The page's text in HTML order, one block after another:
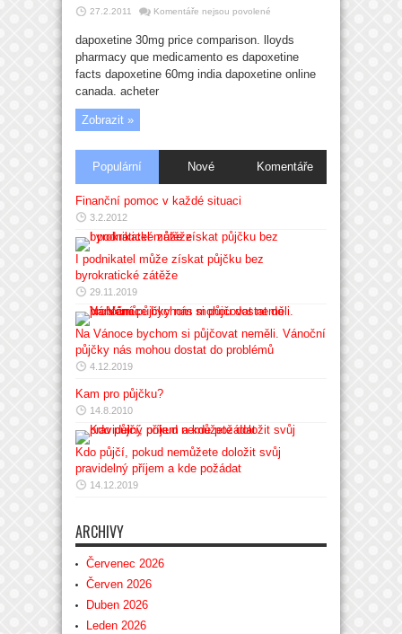
27.2.2011 Komentáře nejsou povolené
názvem
Co
to
půjčky?
dapoxetine 30mg price comparison. lloyds
pharmacy que medicamento es dapoxetine
facts dapoxetine 60mg india dapoxetine online
canada. acheter
Zobrazit »
Populární Nové Komentáře
Finanční pomoc v každé situaci
3.2.2012
I podnikatel může získat půjčku bez
byrokratické zátěže
29.11.2019
Na Vánoce bychom si půjčovat neměli. Vánoční
půjčky nás mohou dostat do problémů
4.12.2019
Kam pro půjčku?
14.8.2010
Kdo půjčí, pokud nemůžete doložit svůj
pravidelný příjem a kde požádat
14.12.2019
ARCHIVY
Červenec 2026
Červen 2026
Duben 2026
Leden 2026